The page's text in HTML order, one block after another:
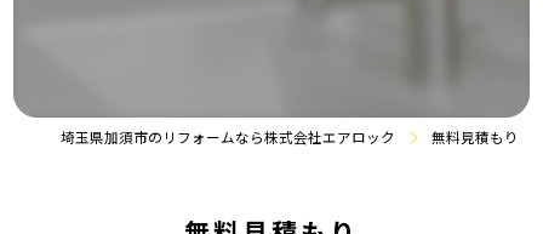
埼玉県加須市のリフォームなら株式会社エアロック 無料見積もり